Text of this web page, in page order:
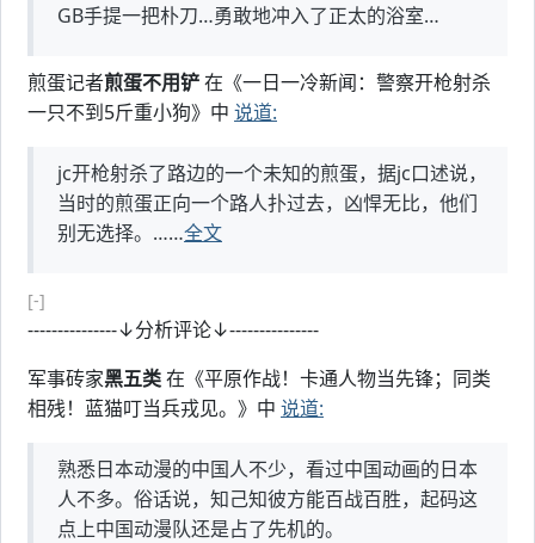
GB手提一把朴刀…勇敢地冲入了正太的浴室…
煎蛋记者煎蛋不用铲在《一日一冷新闻：警察开枪射杀
一只不到5斤重小狗》中 说道:
jc开枪射杀了路边的一个未知的煎蛋，据jc口述说，
当时的煎蛋正向一个路人扑过去，凶悍无比，他们
别无选择。……全文
[-]
---------------↓分析评论↓---------------
军事砖家黑五类在《平原作战！卡通人物当先锋；同类
相残！蓝猫叮当兵戎见。》中 说道:
熟悉日本动漫的中国人不少，看过中国动画的日本
人不多。俗话说，知己知彼方能百战百胜，起码这
点上中国动漫队还是占了先机的。